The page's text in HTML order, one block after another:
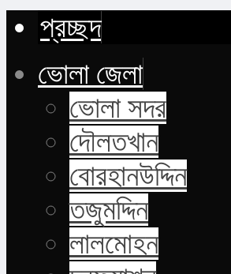
প্রচ্ছদ
ভোলা জেলা
ভোলা সদর
দৌলতখান
বোরহানউদ্দিন
তজুমদ্দিন
লালমোহন